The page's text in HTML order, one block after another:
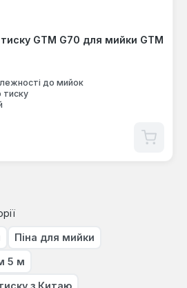
GTM G70 для мийки GTM
до мийок
тиску
Піна для мийки
5 м
з Китаю